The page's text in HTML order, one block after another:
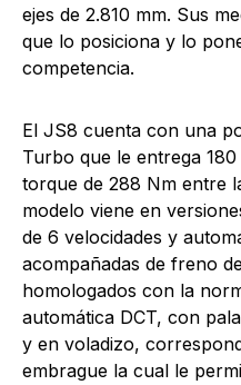
ejes de 2.810 mm. Sus
que lo posiciona y lo
competencia.
El JS8 cuenta con una
Turbo que le entrega
torque de 288 Nm entre
modelo viene en
de 6 velocidades y
acompañadas de freno
homologados con la
automática DCT, con
y en voladizo,
embrague la cual le